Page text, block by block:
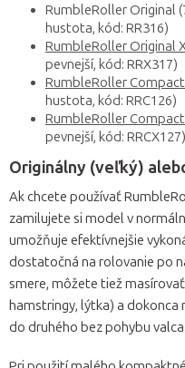
RumbleRoller Original
hustota, kód: RR316)
RumbleRoller Original
pevnejší, kód: RRX317)
RumbleRoller Compact
hustota, kód: RRC126)
RumbleRoller
pevnejší, kód: RRCX127)
Originálny (veľký)
Ak chcete používať
zamilujete si model v
umožňuje efektívnejšie
dostatočná na rolovanie po
smere, môžete tiež
hamstringy, lýtka) a
do druhého bez pohybu valca.